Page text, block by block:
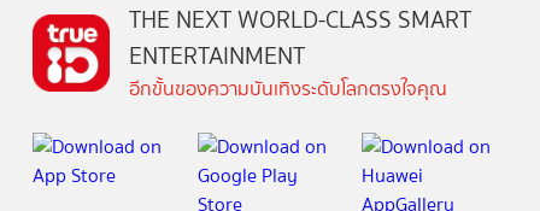
THE NEXT WORLD-CLASS SMART
ENTERTAINMENT
อีกขั้นของความบันเทิงระดับโลกตรงใจคุณ